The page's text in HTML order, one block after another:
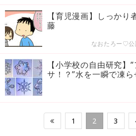
【育児漫画】しっか
藤
なおたろー♡公
【小学校の自由研究】
サ！？”水を一瞬で凍
1 2 3